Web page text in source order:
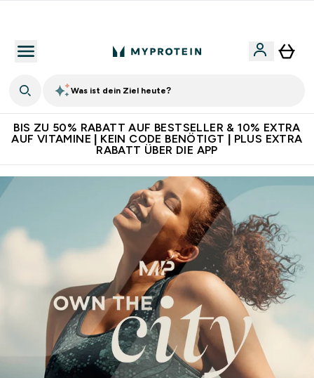
Was ist dein Ziel heute?
BIS ZU 50% RABATT AUF BESTSELLER & 10% EXTRA
AUF VITAMINE | KEIN CODE BENÖTIGT | PLUS EXTRA
RABATT ÜBER DIE APP